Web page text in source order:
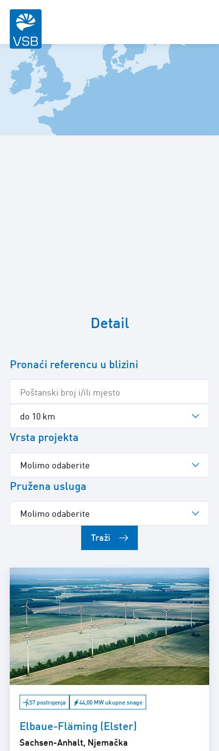
Detail
Pronaći referencu u blizini
Vrsta projekta
Pružena usluga
Traži
57 postrojenja 44,00 MW ukupne snage
Elbaue-Fläming (Elster)
Sachsen-Anhalt, Njemačka